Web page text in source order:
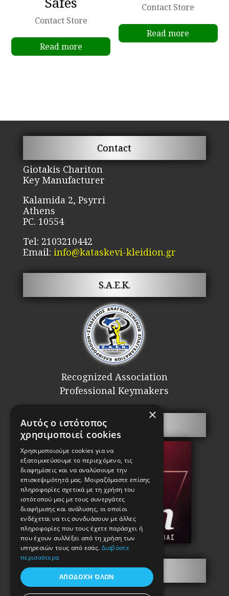
Contact Store
Read more
Contact Store
Read more
Contact
Giotakis Chariton
Key Manufacturer
Kalamida 2, Psyrri
Athens
PC. 10554
Tel: 2103210442
Email: info@kataskevi-kleidion.gr
S.A.E.K.
Recognized Association
Professional Keymakers
Security doors
Information
×
Αυτός ο ιστότοπος
χρησιμοποιεί cookies
Χρησιμοποιούμε cookies για να
εξατομικεύσουμε το περιεχόμενο, τις
διαφημίσεις και να αναλύσουμε την
επισκεψιμότητά μας. Μοιραζόμαστε επίσης
πληροφορίες σχετικά με τη χρήση του
ιστότοπού μας με τους συνεργάτες
διαφήμισης και ανάλυσης, οι οποίοι
ενδέχεται να τις συνδυάσουν με άλλες
πληροφορίες που τους έχετε παράσχει ή
που έχουν συλλέξει από τη χρήση των
υπηρεσιών τους από εσάς. Διαβάστε
περισσότερα
ΑΠΟΔΟΧΉ ΌΛΩΝ